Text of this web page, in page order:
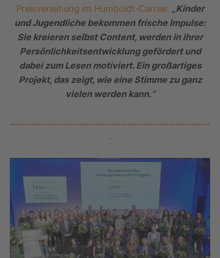
Preisverleihung im Humboldt-Carree: „Kinder
und Jugendliche bekommen frische Impulse:
Sie kreieren selbst Content, werden in ihrer
Persönlichkeitsentwicklung gefördert und
dabei zum Lesen motiviert. Ein großartiges
Projekt, das zeigt, wie eine Stimme zu ganz
vielen werden kann.“
……………………………………………………………………………
.